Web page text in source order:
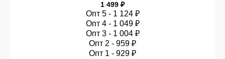
1 499 ₽
Опт 5 - 1 124 ₽
Опт 4 - 1 049 ₽
Опт 3 - 1 004 ₽
Опт 2 - 959 ₽
Опт 1 - 929 ₽